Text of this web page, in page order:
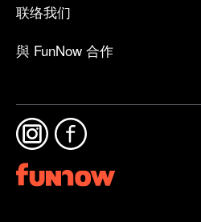
联络我们
與 FunNow 合作